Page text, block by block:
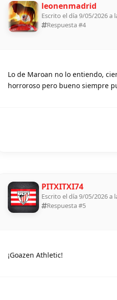
leonenmadrid
Escrito el día 9/05/2026 a
Respuesta #4
Lo de Maroan no lo entiendo,
horroroso pero bueno siempre
PITXITXI74
Escrito el día 9/05/2026 a
Respuesta #5
¡Goazen Athletic!